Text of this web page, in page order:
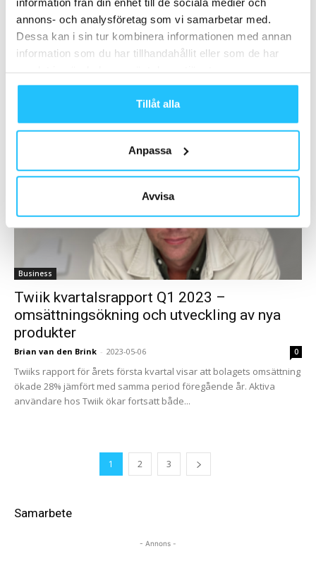
annons- och analysföretag som vi samarbetar med.
Dessa kan i sin tur kombinera informationen med annan
information som du har tillhandahållit eller som de har
Tillåt alla
Anpassa
Avvisa
Twiik utvecklar sitt erbjudande med
nyckelfärdiga produkter inom corporate
wellness
Sweaty Business - 2023-05-11
Twiik har under senaste halvåret växlat upp sina insatser inom
företag enkla och effektiva digitala...
Business
Twiik kvartalsrapport Q1 2023 –
omsättningsökning och utveckling av nya
produkter
Brian van den Brink - 2023-05-06 0
Twiiks rapport för årets första kvartal visar att bolagets omsättning
ökade 28% jämfört med samma period föregående år. Aktiva
användare hos Twiik ökar fortsatt både...
1 2 3
Samarbete
- Annons -